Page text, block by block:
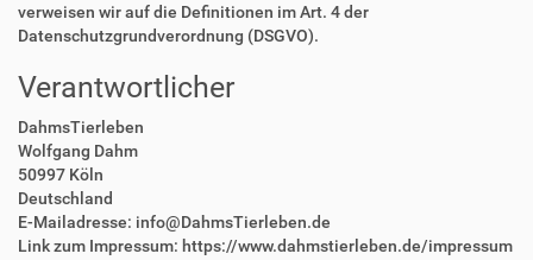
verweisen wir auf die Definitionen im Art. 4 der
Datenschutzgrundverordnung (DSGVO).
Verantwortlicher
DahmsTierleben
Wolfgang Dahm
50997 Köln
Deutschland
E-Mailadresse: info@DahmsTierleben.de
Link zum Impressum: https://www.dahmstierleben.de/impressum